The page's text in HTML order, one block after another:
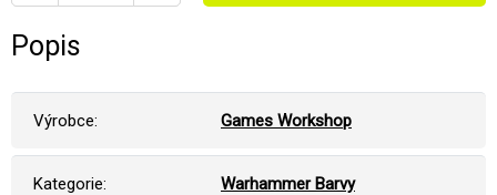
Popis
Výrobce: Games Workshop
Kategorie: Warhammer Barvy